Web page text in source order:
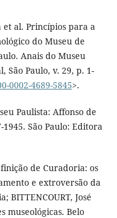
et al. Princípios para a
do Museu de
Anais do Museu
São Paulo, v. 29, p. 1-
0002-4689-5845>.
Paulista: Affonso de
São Paulo: Editora
de Curadoria: os
e extroversão da
BITTENCOURT, José
museológicas. Belo